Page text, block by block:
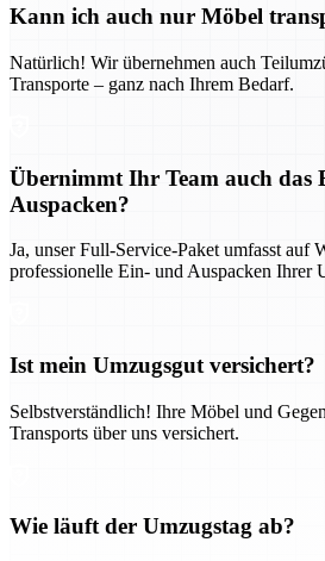
Kann ich auch nur Möbel
Natürlich! Wir übernehmen auch
Transporte – ganz nach Ihrem Bedarf.
Übernimmt Ihr Team auch das
Auspacken?
Ja, unser Full-Service-Paket umfasst auf
professionelle Ein- und Auspacken Ihrer
Ist mein Umzugsgut versichert?
Selbstverständlich! Ihre Möbel und
Transports über uns versichert.
Wie läuft der Umzugstag ab?